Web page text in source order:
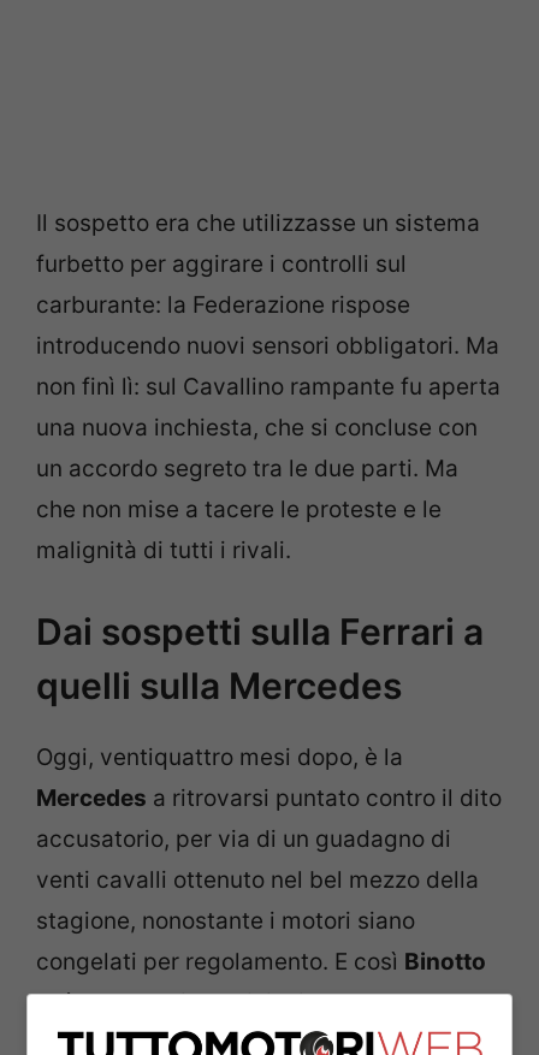
Il sospetto era che utilizzasse un sistema
furbetto per aggirare i controlli sul
carburante: la Federazione rispose
introducendo nuovi sensori obbligatori. Ma
non finì lì: sul Cavallino rampante fu aperta
una nuova inchiesta, che si concluse con
un accordo segreto tra le due parti. Ma
che non mise a tacere le proteste e le
malignità di tutti i rivali.
Dai sospetti sulla Ferrari a
quelli sulla Mercedes
Oggi, ventiquattro mesi dopo, è la
Mercedes a ritrovarsi puntato contro il dito
accusatorio, per via di un guadagno di
venti cavalli ottenuto nel bel mezzo della
stagione, nonostante i motori siano
congelati per regolamento. E così Binotto
può prendersi una rivincita postuma,
togliersi qualche sassolino dalla scarpa.